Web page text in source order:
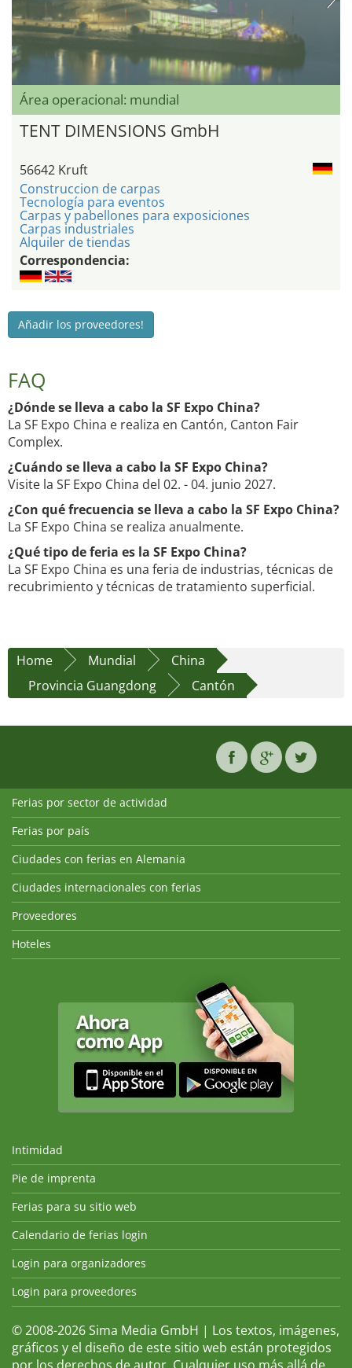
Área operacional: mundial
TENT DIMENSIONS GmbH
56642 Kruft
Construccion de carpas
Tecnología para eventos
Carpas y pabellones para exposiciones
Carpas industriales
Alquiler de tiendas
Correspondencia:
Añadir los proveedores!
FAQ
¿Dónde se lleva a cabo la SF Expo China?
La SF Expo China e realiza en Cantón, Canton Fair
Complex.
¿Cuándo se lleva a cabo la SF Expo China?
Visite la SF Expo China del 02. - 04. junio 2027.
¿Con qué frecuencia se lleva a cabo la SF Expo China?
La SF Expo China se realiza anualmente.
¿Qué tipo de feria es la SF Expo China?
La SF Expo China es una feria de industrias, técnicas de
recubrimiento y técnicas de tratamiento superficial.
Home Mundial
China
Provincia Guangdong
Cantón
Ferias por sector de actividad
Ferias por país
Ciudades con ferias en Alemania
Ciudades internacionales con ferias
Proveedores
Hoteles
Intimidad
Pie de imprenta
Ferias para su sitio web
Calendario de ferias login
Login para organizadores
Login para proveedores
© 2008-2026 Sima Media GmbH | Los textos, imágenes,
gráficos y el diseño de este sitio web están protegidos